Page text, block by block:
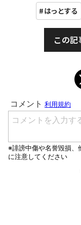
はっとする
この